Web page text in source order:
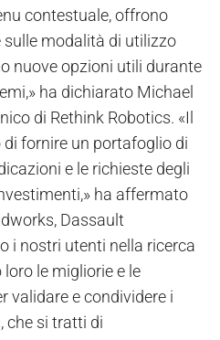
contestuale, offrono
modalità di utilizzo
nuove opzioni utili durante
ha dichiarato Michael
di Rethink Robotics. «Il
fornire un portafoglio di
e le richieste degli
ha affermato
Dassault
i nostri utenti nella ricerca
loro le migliorie e le
validare e condividere i
che si tratti di